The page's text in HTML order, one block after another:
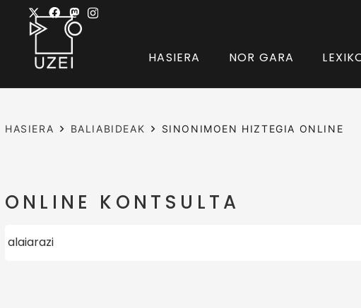
HASIERA NOR GARA
HASIERA BALIABIDEAK SINONIMOEN HIZTEGIA ONLINE
ONLINE KONTSULTA